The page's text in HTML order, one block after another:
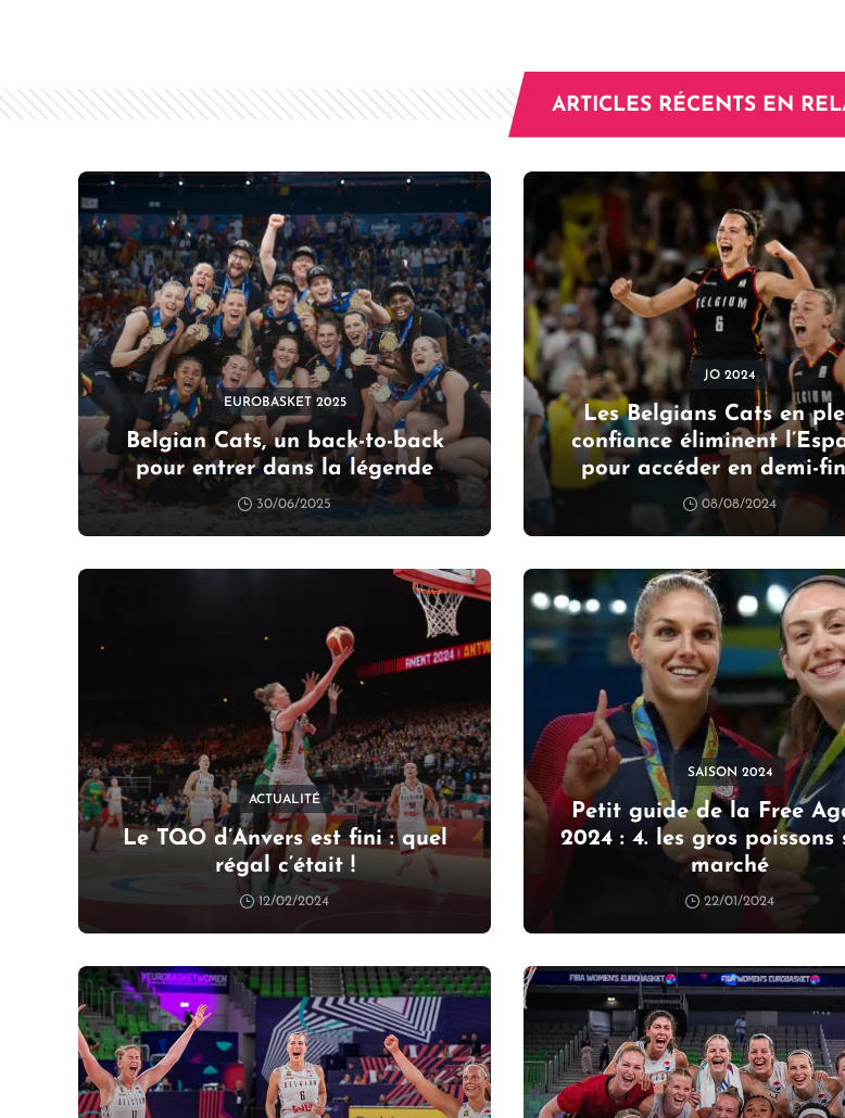
ARTICLES RÉCENTS EN
EUROBASKET 2025
Belgian Cats, un back-to-back
pour entrer dans la légende
30/06/2025
JO 2024
Les Belgians Cats en
confiance éliminent
pour accéder en demi-
08/08/2024
ACTUALITÉ
Le TQO d’Anvers est fini : quel
régal c’était !
12/02/2024
SAISON 2024
Petit guide de la Free
2024 : 4. les gros poissons
marché
22/01/2024